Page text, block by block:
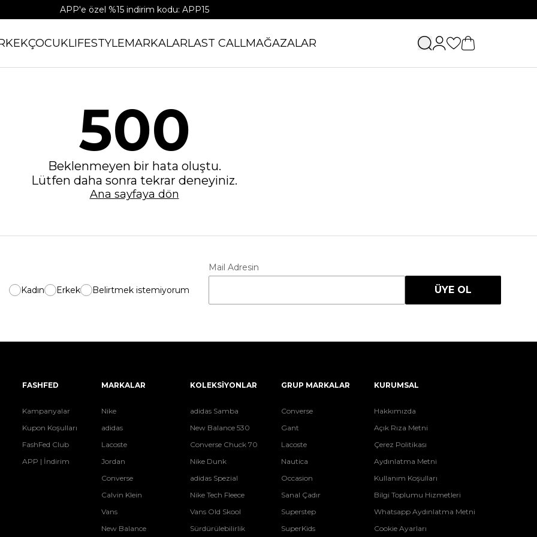
APP'e özel %15 indirim kodu: APP15
ÇOCUKLIFESTYLEMARKALARLAST CALLMAĞAZALAR
500
Beklenmeyen bir hata oluştu.
Lütfen daha sonra tekrar deneyiniz.
Ana sayfaya dön
Kadın Erkek Belirtmek istemiyorum
Mail Adresin
ÜYE OL
FASHFED
Kampanyalar
Kupon Koşulları
FashFed Club
APP | İndirim
MARKALAR
Nike
adidas
Lacoste
Jordan
Converse
Calvin Klein
Vans
New Balance
KOLEKSİYONLAR
adidas Samba
New Balance 530
Converse Chuck 70
Nike Dunk
adidas Spezial
Nike Tech Fleece
Vans Old Skool
Sürdürülebilirlik
GRUP MARKALAR
Converse
Gant
Lacoste
Nautica
Occasion
Sanal Çadır
Superstep
SuperKids
KURUMSAL
Hakkımızda
Açık Rıza Metni
Çerez Politikası
Aydınlatma Metni
Kullanım Koşulları
Bilgi Toplumu Hizmetleri
Whatsapp Aydınlatma Metni
Cookie Ayarları